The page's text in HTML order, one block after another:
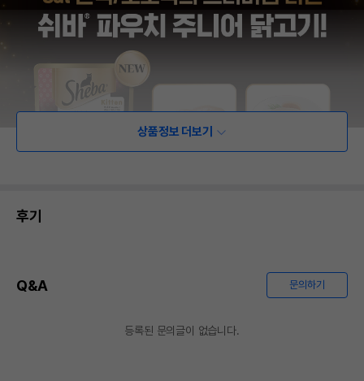
상품정보 더보기
후기
Q&A 문의하기
등록된 문의글이 없습니다.